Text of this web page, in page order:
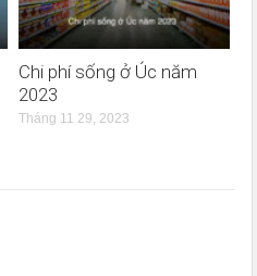
Chi phí sống ở Úc năm
2023
Tháng 11 29, 2023